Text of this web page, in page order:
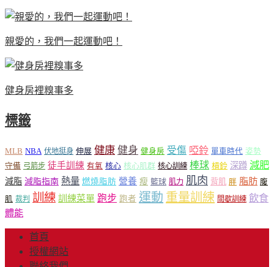
親愛的，我們一起運動吧！
健身房裡糗事多
標籤
MLB NBA 伏地挺身 伸展 健康 健身 健身房 受傷 啞鈴 單車時代 姿勢
守備 弓箭步 徒手訓練 有氧 核心 核心肌群 核心訓練 棒球 槓鈴 深蹲 減肥
減脂 減脂指南 熱量 燃燒脂肪 營養 瘦 籃球 肌力 肌肉 背肌 胖 脂肪 腹
肌 裁判 訓練 訓練菜單 跑步 跑者 運動 重量訓練 間歇訓練 飲食
體能
首頁
授權網站